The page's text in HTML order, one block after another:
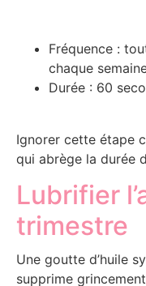
Fréquence :
chaque
Durée : 60
Ignorer cette étape
qui abrège la durée
Lubrifier
trimestre
Une goutte d’huile
supprime